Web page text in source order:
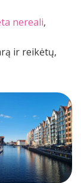
nereali,
ir reikėtų,